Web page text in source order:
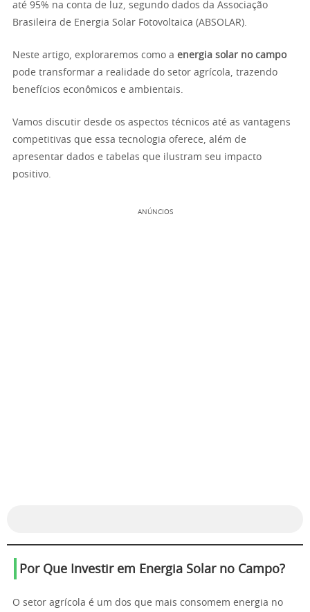
até 95% na conta de luz, segundo dados da Associação
Brasileira de Energia Solar Fotovoltaica (ABSOLAR).
Neste artigo, exploraremos como a energia solar no campo
pode transformar a realidade do setor agrícola, trazendo
benefícios econômicos e ambientais.
Vamos discutir desde os aspectos técnicos até as vantagens
competitivas que essa tecnologia oferece, além de
apresentar dados e tabelas que ilustram seu impacto
positivo.
ANÚNCIOS
Por Que Investir em Energia Solar no Campo?
O setor agrícola é um dos que mais consomem energia no